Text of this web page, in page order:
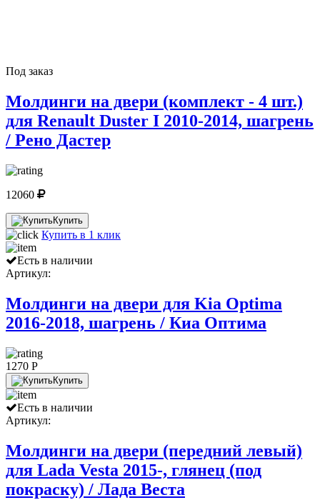
Под заказ
Молдинги на двери (комплект - 4 шт.)
для Renault Duster I 2010-2014, шагрень
/ Рено Дастер
12060
Купить
Купить в 1 клик
Есть в наличии
Артикул:
Молдинги на двери для Kia Optima
2016-2018, шагрень / Киа Оптима
1270 P
Купить
Есть в наличии
Артикул:
Молдинги на двери (передний левый)
для Lada Vesta 2015-, глянец (под
покраску) / Лада Веста